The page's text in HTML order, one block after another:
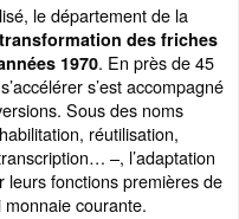
le département de la
transformation des friches
1970. En près de 45
s’est accompagné
Sous des noms
réutilisation,
–, l’adaptation
leurs fonctions premières de
monnaie courante.